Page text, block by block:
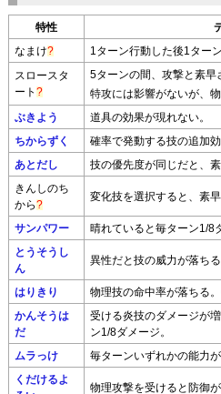
特性
なまけ? 1ターン行動した後1ター
スロースタ
ート ?
5ターンの間、攻撃と素早
特攻には影響がないが、
ぶきよう 道具の効果が現れない。
ちからずく 確率で発動する技の追加効
あとだし 技の優先度が同じだと、
きんしのち
から?
変化技を選択すると、素
サンパワー 晴れていると毎ターン1/8
とうそうし
ん
異性だと技の威力が落ちる
はりきり 物理技の命中率が落ちる。
かんそうは
だ
受ける炎技のダメージが
ン1/8ダメージ。
ムラっけ 毎ターンいずれかの能力が
くだけるよ
物理攻撃を受けると防御が